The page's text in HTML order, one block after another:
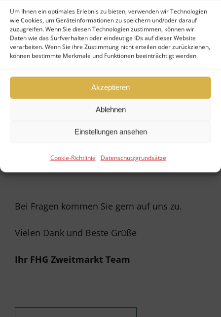
Um Ihnen ein optimales Erlebnis zu bieten, verwenden wir Technologien
wie Cookies, um Geräteinformationen zu speichern und/oder darauf
zuzugreifen. Wenn Sie diesen Technologien zustimmen, können wir
Daten wie das Surfverhalten oder eindeutige IDs auf dieser Website
verarbeiten. Wenn Sie ihre Zustimmung nicht erteilen oder zurückziehen,
können bestimmte Merkmale und Funktionen beeinträchtigt werden.
Akzeptieren
Ablehnen
Einstellungen ansehen
Cookie-Richtlinie Datenschutzgrundsätze
Bereichen der
Sachwertinvestition in
Immobilien, Private Equity,
Lebensversicherungen,
Flugzeuge und Schiffe.
individuelles Angebot für Ihre
Beteiligung.
Bei Fragen kommen Sie gern auf uns zu.
Vielen Dank und Beste Grüße
Ihr FHG Zweitmarkt Team